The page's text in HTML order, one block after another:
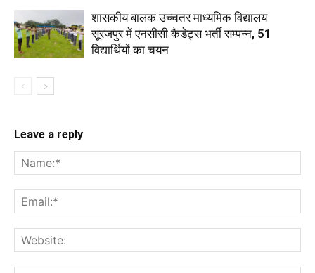
शासकीय बालक उच्चतर माध्यमिक विद्यालय
सूरजपुर में एनसीसी कैडेट्स भर्ती सम्पन्न, 51
विद्यार्थियों का चयन
Leave a reply